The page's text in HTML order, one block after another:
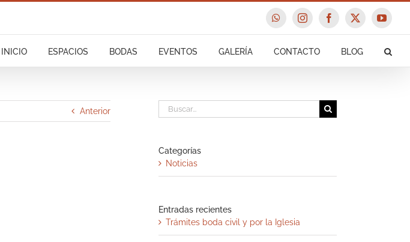
WhatsAppInstagramFacebook
X
INICIO ESPACIOS BODAS EVENTOS GALERÍA CONTACTO BLOG
Anterior
Buscar:
Categorías
Noticias
Entradas recientes
Trámites boda civil y por la Iglesia